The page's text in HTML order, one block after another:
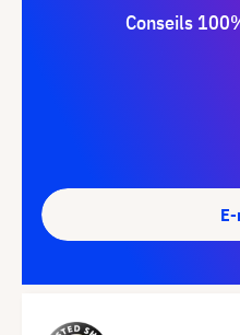
Conseils